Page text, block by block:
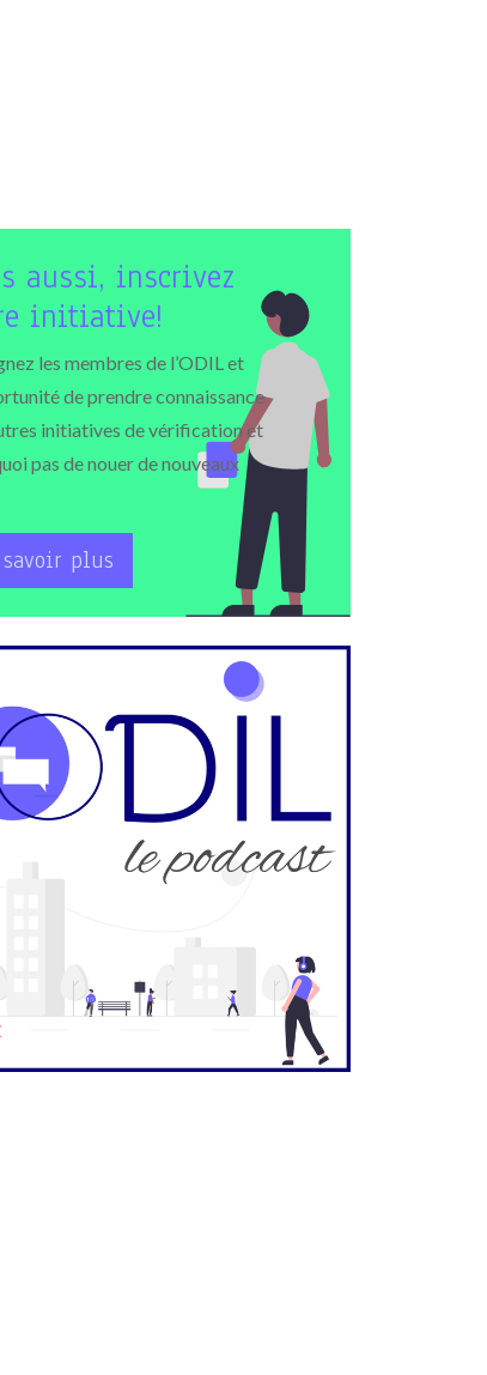
aussi, inscrivez
initiative!
les membres de l’ODIL et
de prendre connaissance
initiatives de vérification et
pas de nouer de nouveaux
savoir plus